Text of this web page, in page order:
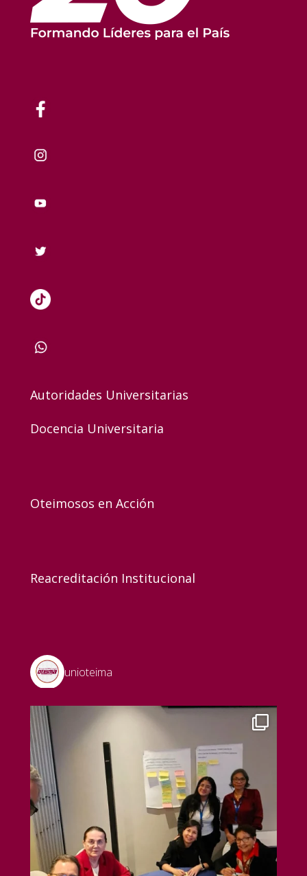
Autoridades Universitarias
Docencia Universitaria
Oteimosos en Acción
Reacreditación Institucional
unioteima